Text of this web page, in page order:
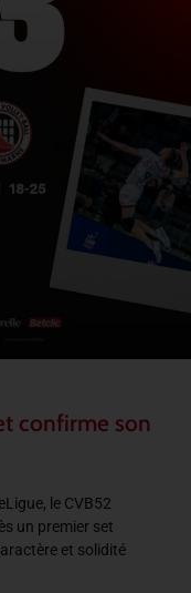
confirme son
le CVB52
un premier set
et solidité